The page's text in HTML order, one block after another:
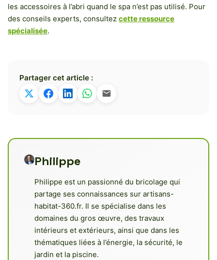
les accessoires à l’abri quand le spa n’est pas utilisé. Pour
des conseils experts, consultez cette ressource
spécialisée.
Partager cet article :
Philippe
Philippe est un passionné du bricolage qui
partage ses connaissances sur artisans-
habitat-360.fr. Il se spécialise dans les
domaines du gros œuvre, des travaux
intérieurs et extérieurs, ainsi que dans les
thématiques liées à l’énergie, la sécurité, le
jardin et la piscine.